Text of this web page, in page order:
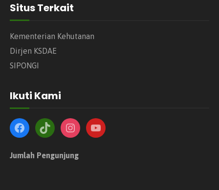
Situs Terkait
Kementerian Kehutanan
Dirjen KSDAE
SIPONGI
Ikuti Kami
Jumlah Pengunjung